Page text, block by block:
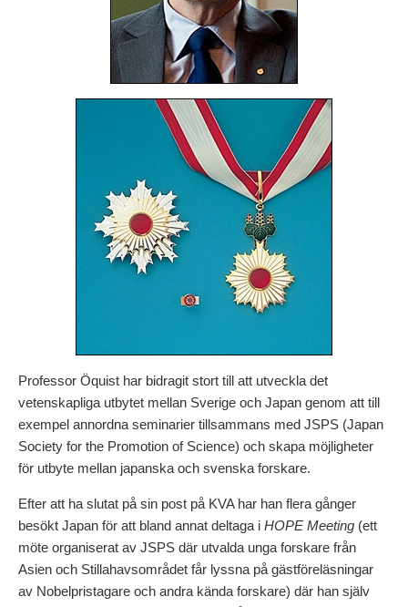
Professor Öquist har bidragit stort till att utveckla det
vetenskapliga utbytet mellan Sverige och Japan genom att till
exempel annordna seminarier tillsammans med JSPS (Japan
Society for the Promotion of Science) och skapa möjligheter
för utbyte mellan japanska och svenska forskare.
Efter att ha slutat på sin post på KVA har han flera gånger
besökt Japan för att bland annat deltaga i HOPE Meeting (ett
möte organiserat av JSPS där utvalda unga forskare från
Asien och Stillahavsområdet får lyssna på gästföreläsningar
av Nobelpristagare och andra kända forskare) där han själv